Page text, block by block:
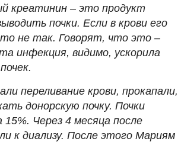
креатинин – это продукт
почки. Если в крови его
не так. Говорят, что это –
инфекция, видимо, ускорила
переливание крови, прокапали,
донорскую почку. Почки
Через 4 месяца после
к диализу. После этого Мариям